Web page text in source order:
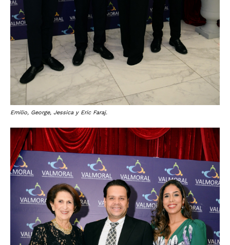
Emilio, George, Jessica y Eric Faraj.